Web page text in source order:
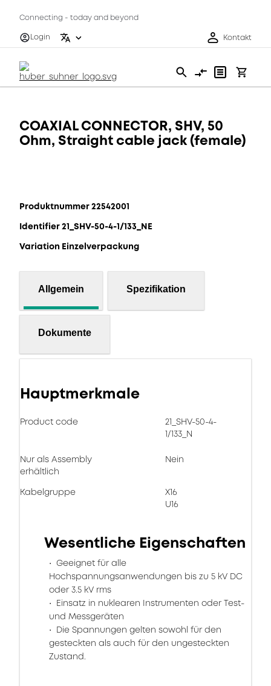
Connecting - today and beyond
Login
Kontakt
COAXIAL CONNECTOR, SHV, 50
Ohm, Straight cable jack (female)
Produktnummer 22542001
Identifier 21_SHV-50-4-1/133_NE
Variation Einzelverpackung
Allgemein Spezifikation
Dokumente
Hauptmerkmale
Product code
21_SHV-50-4-
1/133_N
Nur als Assembly
erhältlich
Nein
Kabelgruppe
X16
U16
Wesentliche Eigenschaften
Geeignet für alle
Hochspannungsanwendungen bis zu 5 kV DC
oder 3.5 kV rms
Einsatz in nuklearen Instrumenten oder Test-
und Messgeräten
Die Spannungen gelten sowohl für den
gesteckten als auch für den ungesteckten
Zustand.